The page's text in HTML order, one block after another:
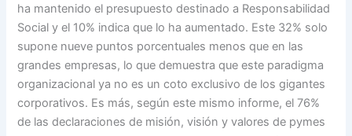
ha mantenido el presupuesto destinado a Responsabilidad
Social y el 10% indica que lo ha aumentado. Este 32% solo
supone nueve puntos porcentuales menos que en las
grandes empresas, lo que demuestra que este paradigma
organizacional ya no es un coto exclusivo de los gigantes
corporativos. Es más, según este mismo informe, el 76%
de las declaraciones de misión, visión y valores de pymes